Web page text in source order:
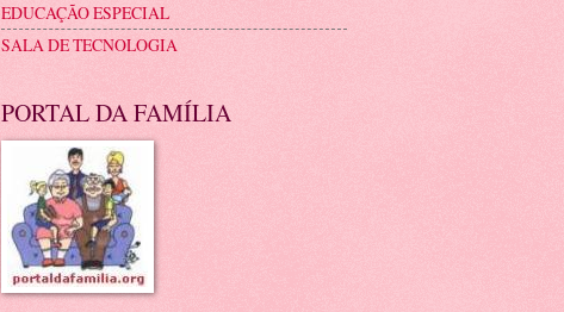
EDUCAÇÃO ESPECIAL
SALA DE TECNOLOGIA
PORTAL DA FAMÍLIA